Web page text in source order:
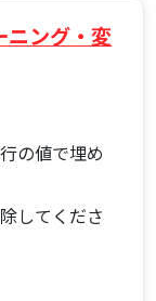
ング・変
の値で埋め
してくださ